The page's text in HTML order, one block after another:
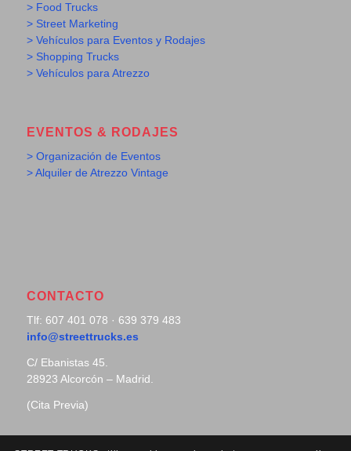
> Food Trucks
> Street Marketing
> Vehículos para Eventos y Rodajes
> Shopping Trucks
> Vehículos para Atrezzo
EVENTOS & RODAJES
> Organización de Eventos
> Alquiler de Atrezzo Vintage
CONTACTO
Tlf: 607 401 078 · 639 379 483
info@streettrucks.es
C/ Ebanistas 45.
28923 Alcorcón – Madrid.
(Cita Previa)